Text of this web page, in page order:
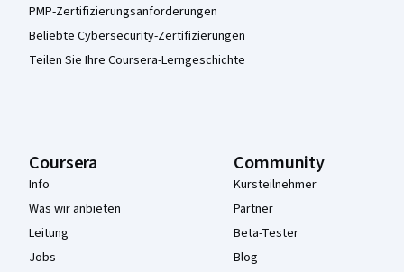
PMP-Zertifizierungsanforderungen
Beliebte Cybersecurity-Zertifizierungen
Teilen Sie Ihre Coursera-Lerngeschichte
Coursera
Info
Was wir anbieten
Leitung
Jobs
Community
Kursteilnehmer
Partner
Beta-Tester
Blog